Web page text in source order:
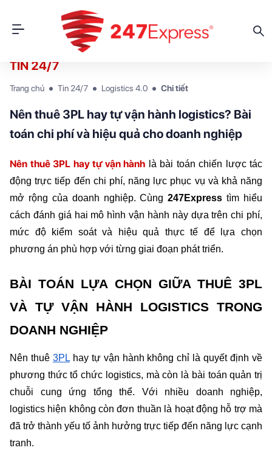
TIN 24/7
Trang chủ Tin 24/7 Logistics 4.0 Chi tiết
Nên thuê 3PL hay tự vận hành logistics? Bài
toán chi phí và hiệu quả cho doanh nghiệp
Nên thuê 3PL hay tự vận hành là bài toán chiến lược tác
động trực tiếp đến chi phí, năng lực phục vụ và khả năng
mở rộng của doanh nghiệp. Cùng 247Express tìm hiểu
cách đánh giá hai mô hình vận hành này dựa trên chi phí,
mức độ kiểm soát và hiệu quả thực tế để lựa chọn
phương án phù hợp với từng giai đoạn phát triển.
BÀI TOÁN LỰA CHỌN GIỮA THUÊ 3PL
VÀ TỰ VẬN HÀNH LOGISTICS TRONG
DOANH NGHIỆP
Nên thuê 3PL hay tự vận hành không chỉ là quyết định về
phương thức tổ chức logistics, mà còn là bài toán quản trị
chuỗi cung ứng tổng thể. Với nhiều doanh nghiệp,
logistics hiện không còn đơn thuần là hoạt động hỗ trợ mà
đã trở thành yếu tố ảnh hưởng trực tiếp đến năng lực cạnh
tranh.